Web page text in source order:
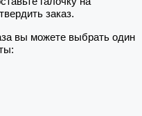
заказ.
вы можете выбрать один